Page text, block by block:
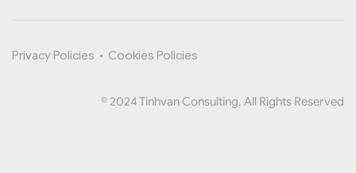
Privacy Policies • Cookies Policies
© 2024 Tinhvan Consulting. All Rights Reserved